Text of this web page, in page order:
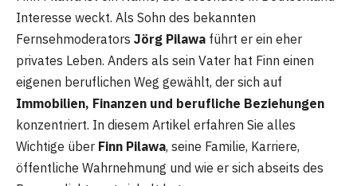
Interesse weckt. Als Sohn des bekannten
Fernsehmoderators Jörg Pilawa führt er ein eher
privates Leben. Anders als sein Vater hat Finn einen
eigenen beruflichen Weg gewählt, der sich auf
Immobilien, Finanzen und berufliche Beziehungen
konzentriert. In diesem Artikel erfahren Sie alles
Wichtige über Finn Pilawa, seine Familie, Karriere,
öffentliche Wahrnehmung und wie er sich abseits des